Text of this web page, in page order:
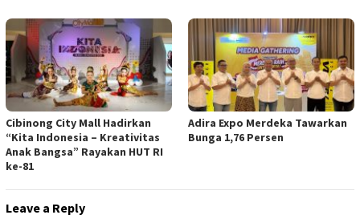
Cibinong City Mall Hadirkan
“Kita Indonesia – Kreativitas
Anak Bangsa” Rayakan HUT RI
ke-81
Adira Expo Merdeka Tawarkan
Bunga 1,76 Persen
Leave a Reply